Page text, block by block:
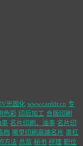
光固化 www.carddr.cn 专
色彩 印后加工 合版印刷
墨 名片印刷，油墨 名片印
档 哪里印刷高端名片 墨杠
方法 总监 秘书 经理 职位